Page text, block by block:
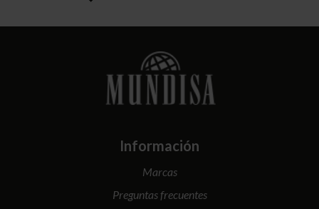
Información
Marcas
Preguntas frecuentes